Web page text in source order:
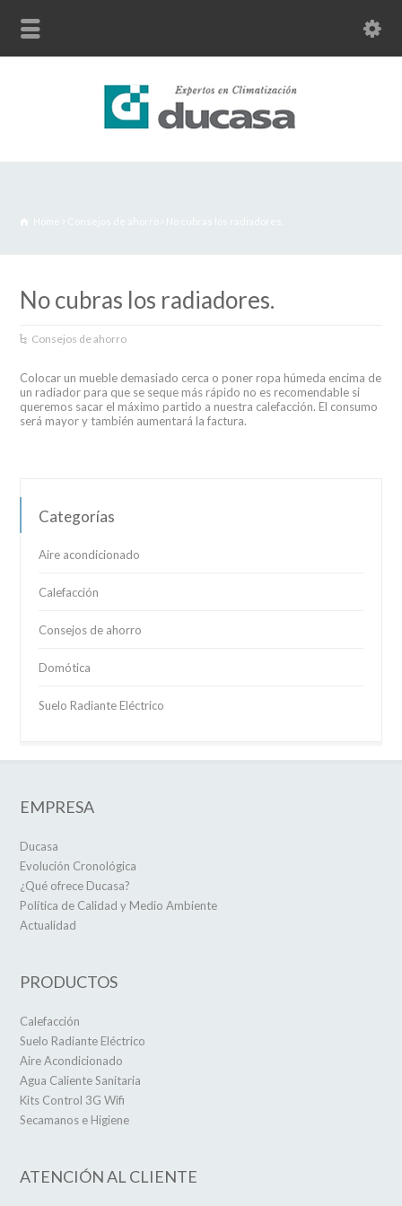
Home Consejos de ahorro No cubras los radiadores.
No cubras los radiadores.
Consejos de ahorro
Colocar un mueble demasiado cerca o poner ropa húmeda encima de
un radiador para que se seque más rápido no es recomendable si
queremos sacar el máximo partido a nuestra calefacción. El consumo
será mayor y también aumentará la factura.
Categorías
Aire acondicionado
Calefacción
Consejos de ahorro
Domótica
Suelo Radiante Eléctrico
EMPRESA
Ducasa
Evolución Cronológica
¿Qué ofrece Ducasa?
Política de Calidad y Medio Ambiente
Actualidad
PRODUCTOS
Calefacción
Suelo Radiante Eléctrico
Aire Acondicionado
Agua Caliente Sanitaria
Kits Control 3G Wifi
Secamanos e Higiene
ATENCIÓN AL CLIENTE